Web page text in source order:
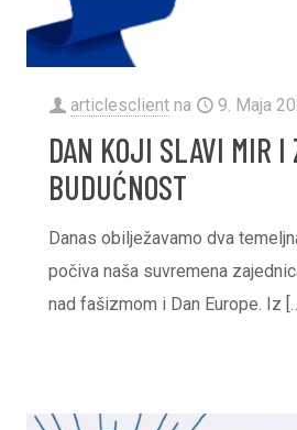
articlesclient na 9. Maja
DAN KOJI SLAVI MIR I
BUDUĆNOST
Danas obilježavamo dva
počiva naša suvremena
nad fašizmom i Dan Europe. Iz